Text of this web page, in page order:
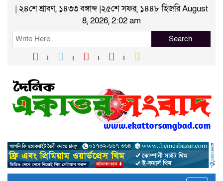
| ২৪শে শ্রাবণ, ১৪৩৩ বঙ্গাব্দ |২৫শে সফর, ১৪৪৮ হিজরি August
8, 2026, 2:02 am
Search